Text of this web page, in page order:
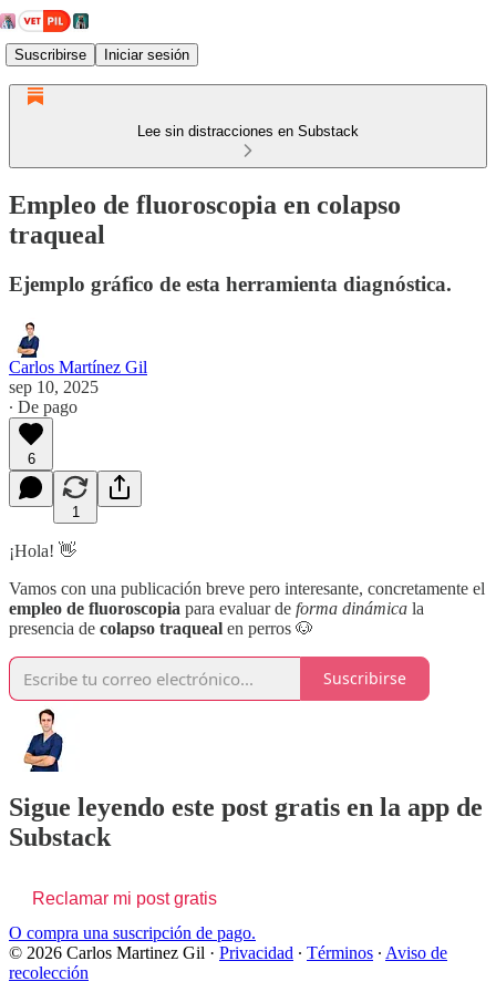
Suscribirse Iniciar sesión
Lee sin distracciones en Substack
Empleo de fluoroscopia en colapso
traqueal
Ejemplo gráfico de esta herramienta diagnóstica.
Carlos Martínez Gil
sep 10, 2025
∙ De pago
6
1
¡Hola! 👋
Vamos con una publicación breve pero interesante, concretamente el
empleo de fluoroscopia para evaluar de forma dinámica la
presencia de colapso traqueal en perros 🐶
Suscribirse
Sigue leyendo este post gratis en la app de
Substack
Reclamar mi post gratis
O compra una suscripción de pago.
© 2026 Carlos Martinez Gil · Privacidad ∙ Términos ∙ Aviso de
recolección